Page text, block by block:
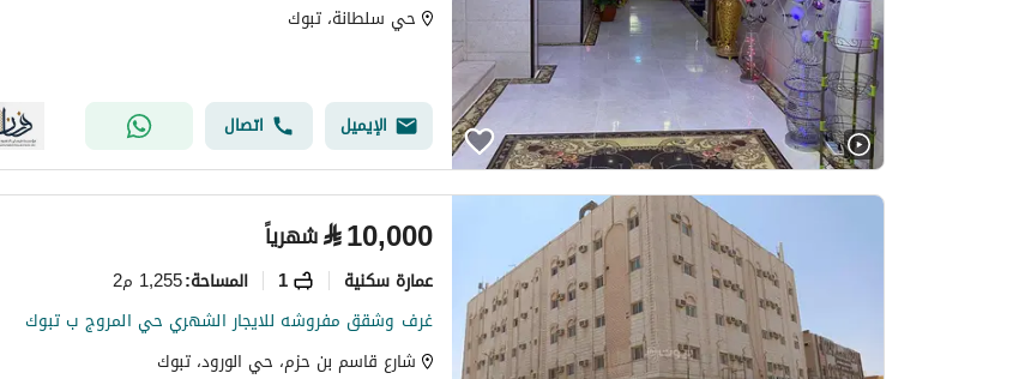
حي سلطانة، تبوك
الإيميل اتصال
⃁10,000 شهرياً
عمارة سكنية 1 المساحة:1,255 م2
غرف وشقق مفروشه للايجار الشهري حي المروج ب تبوك
شارع قاسم بن حزم، حي الورود، تبوك